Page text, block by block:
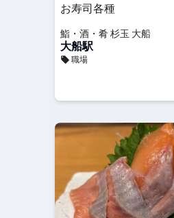
お寿司各種
鮨・酒・肴 杉玉 大船
大船駅
職場